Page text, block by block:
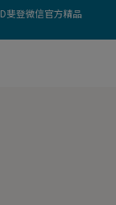
斐登微信官方精品